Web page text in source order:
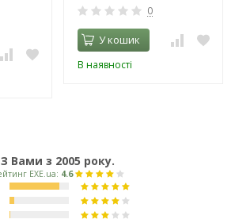
0
У кошик
В наявності
З Вами з 2005 року.